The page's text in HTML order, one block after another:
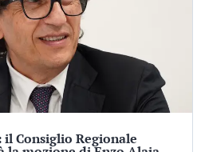
il Consiglio Regionale